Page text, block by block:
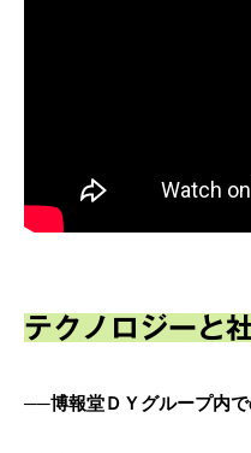
テクノロジーと
──博報堂ＤＹグループ内で